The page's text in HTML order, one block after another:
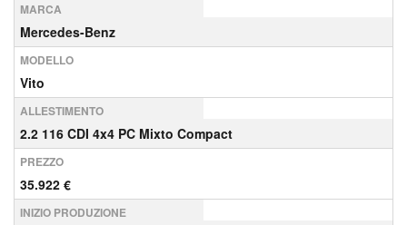
MARCA
Mercedes-Benz
MODELLO
Vito
ALLESTIMENTO
2.2 116 CDI 4x4 PC Mixto Compact
PREZZO
35.922 €
INIZIO PRODUZIONE